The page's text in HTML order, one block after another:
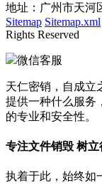
地址：广州市天河
Sitemap Sitemap.xml
Rights Reserved
微信客服
天仁密销，自成立
提供一种什么服务
的专业和安全性。
专注文件销毁 树
执着于此，始终如